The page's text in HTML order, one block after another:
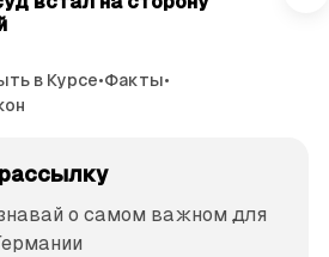
в Курсе•Факты•
о самом важном для